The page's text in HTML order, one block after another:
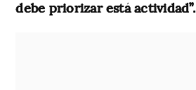
debe priorizar está actividad”.